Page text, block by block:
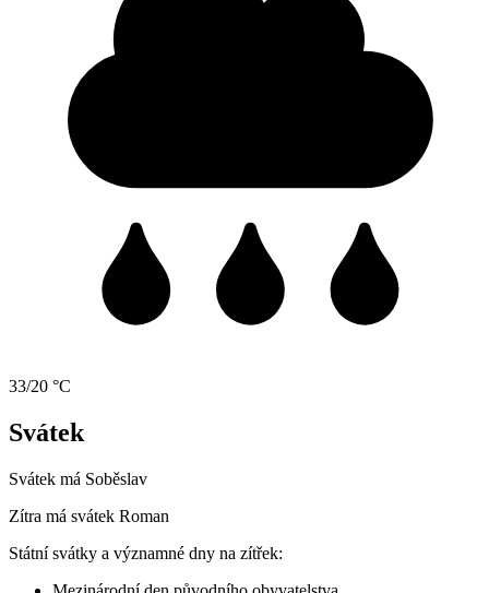
33/20 °C
Svátek
Svátek má Soběslav
Zítra má svátek Roman
Státní svátky a významné dny na zítřek: